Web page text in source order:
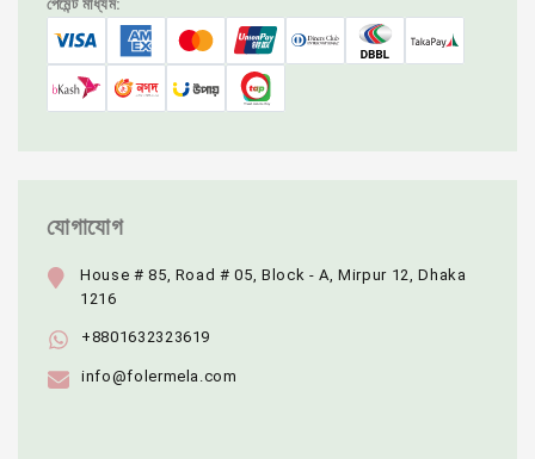
পেমেন্ট মাধ্যম:
যোগাযোগ
House # 85, Road # 05, Block - A, Mirpur 12, Dhaka
1216
+8801632323619
info@folermela.com